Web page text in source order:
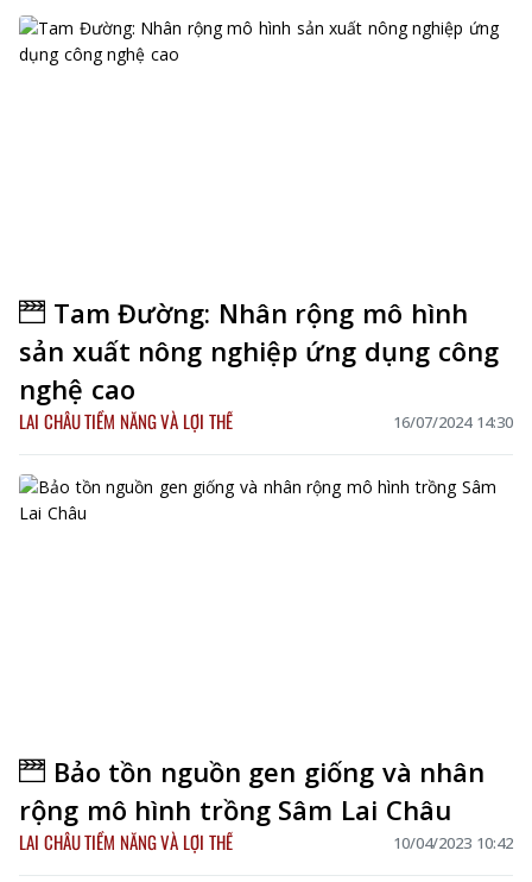
Tam Đường: Nhân rộng mô hình
sản xuất nông nghiệp ứng dụng công
nghệ cao
LAI CHÂU TIỀM NĂNG VÀ LỢI THẾ 16/07/2024 14:30
Bảo tồn nguồn gen giống và nhân
rộng mô hình trồng Sâm Lai Châu
LAI CHÂU TIỀM NĂNG VÀ LỢI THẾ 10/04/2023 10:42